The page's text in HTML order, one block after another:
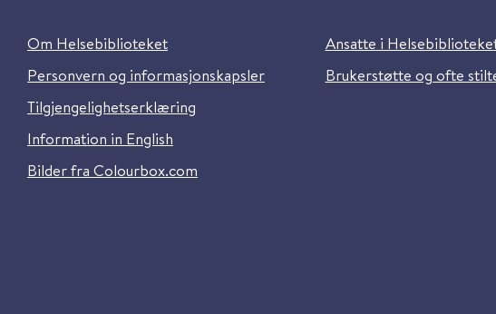
Om Helsebiblioteket
Personvern og informasjonskapsler
Tilgjengelighetserklæring
Information in English
Bilder fra Colourbox.com
Ansatte i
Brukerstøtte og ofte